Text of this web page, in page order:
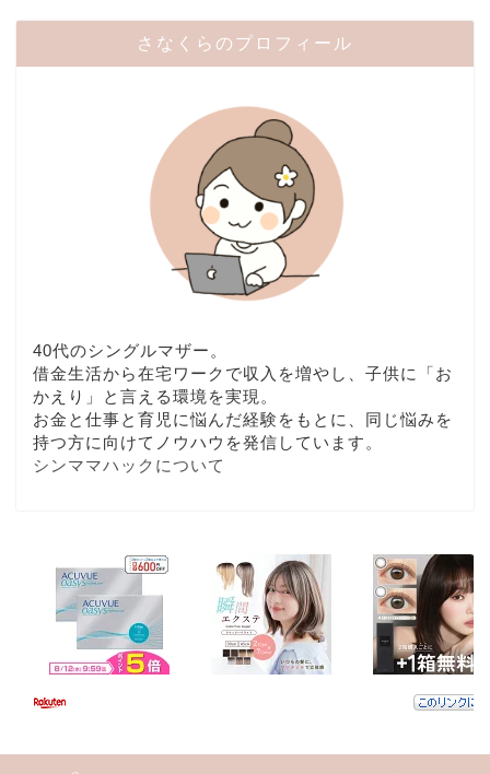
さなくらのプロフィール
40代のシングルマザー。
借金生活から在宅ワークで収入を増やし、子供に「お
かえり」と言える環境を実現。
お金と仕事と育児に悩んだ経験をもとに、同じ悩みを
持つ方に向けてノウハウを発信しています。
シンママハックについて